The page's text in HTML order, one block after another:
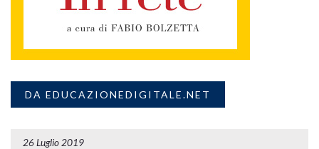
DA EDUCAZIONEDIGITALE.NET
26 Luglio 2019